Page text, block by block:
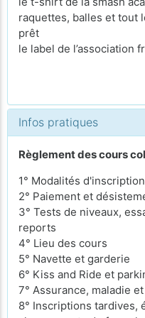
raquettes, balles et tout
prêt
le label de l’association
Infos pratiques
Règlement des cours
1° Modalités
2° Paiement et
3° Tests de niveaux,
reports
4° Lieu des cours
5° Navette et garderie
6° Kiss and Ride et
7° Assurance, maladie
8° Inscriptions tardives,